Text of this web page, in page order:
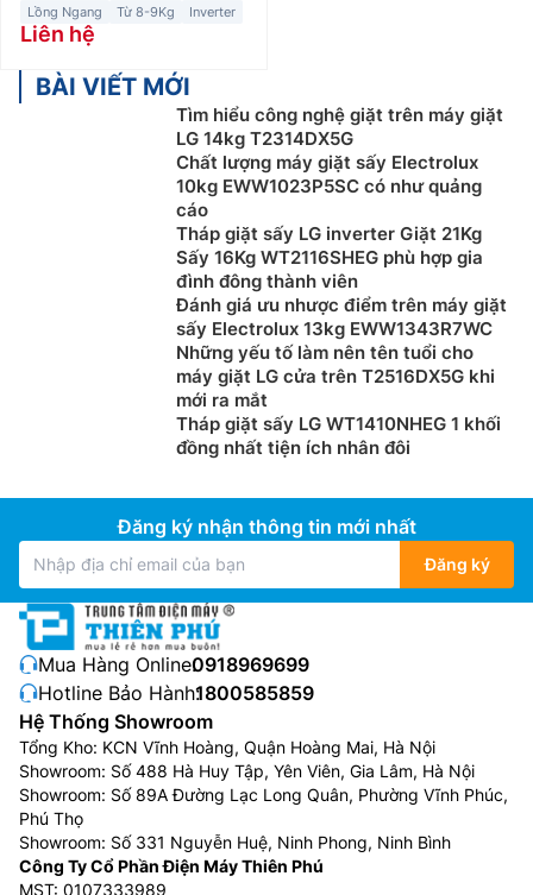
Lồng Ngang Từ 8-9Kg Inverter
Liên hệ
BÀI VIẾT MỚI
Tìm hiểu công nghệ giặt trên máy giặt
LG 14kg T2314DX5G
Chất lượng máy giặt sấy Electrolux
10kg EWW1023P5SC có như quảng
cáo
Tháp giặt sấy LG inverter Giặt 21Kg
Sấy 16Kg WT2116SHEG phù hợp gia
đình đông thành viên
Đánh giá ưu nhược điểm trên máy giặt
sấy Electrolux 13kg EWW1343R7WC
Những yếu tố làm nên tên tuổi cho
máy giặt LG cửa trên T2516DX5G khi
mới ra mắt
Tháp giặt sấy LG WT1410NHEG 1 khối
đồng nhất tiện ích nhân đôi
Đăng ký nhận thông tin mới nhất
Đăng ký
Mua Hàng Online:0918969699
Hotline Bảo Hành:1800585859
Hệ Thống Showroom
Tổng Kho: KCN Vĩnh Hoàng, Quận Hoàng Mai, Hà Nội
Showroom: Số 488 Hà Huy Tập, Yên Viên, Gia Lâm, Hà Nội
Showroom: Số 89A Đường Lạc Long Quân, Phường Vĩnh Phúc,
Phú Thọ
Showroom: Số 331 Nguyễn Huệ, Ninh Phong, Ninh Bình
Công Ty Cổ Phần Điện Máy Thiên Phú
MST: 0107333989